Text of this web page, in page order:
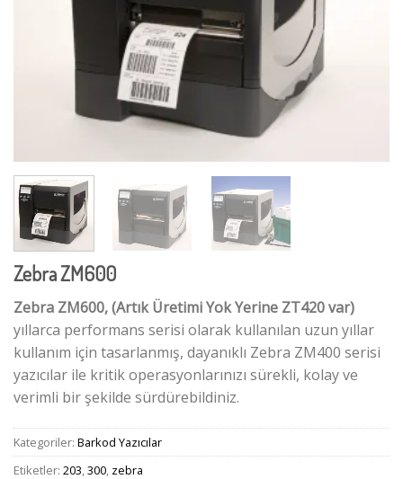
Zebra ZM600
Zebra ZM600,(Artık Üretimi Yok Yerine ZT420 var)
yıllarca performans serisi olarak kullanılan uzun yıllar
kullanım için tasarlanmış, dayanıklı Zebra ZM400 serisi
yazıcılar ile kritik operasyonlarınızı sürekli, kolay ve
verimli bir şekilde sürdürebildiniz.
Kategoriler: Barkod Yazıcılar
Etiketler: 203 300 zebra